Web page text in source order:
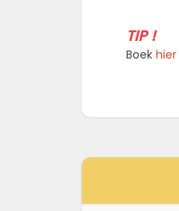
TIP !
Boek hier